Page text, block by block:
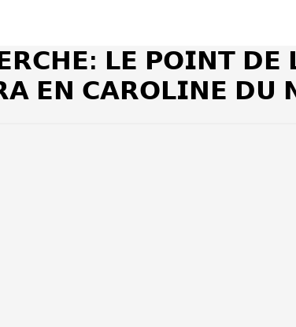
𝗟𝗘 𝗣𝗢𝗜𝗡𝗧 𝗗𝗘
𝗘𝗡 𝗖𝗔𝗥𝗢𝗟𝗜𝗡𝗘 𝗗𝗨